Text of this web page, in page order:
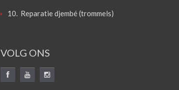
10. Reparatie djembé (trommels)
VOLG ONS